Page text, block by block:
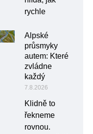
rychle
Alpské
průsmyky
autem: Které
zvládne
každý
7.8.2026
Klidně to
řekneme
rovnou.